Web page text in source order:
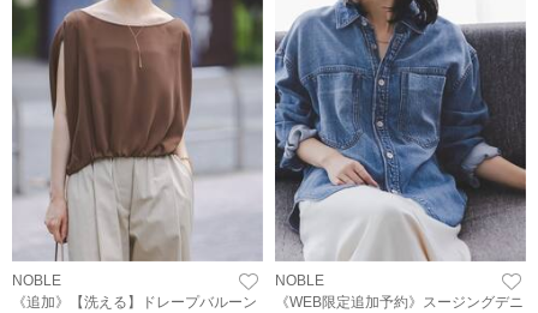
NOBLE
《追加》【洗える】ドレープバルーン
NOBLE
《WEB限定追加予約》スージングデニ